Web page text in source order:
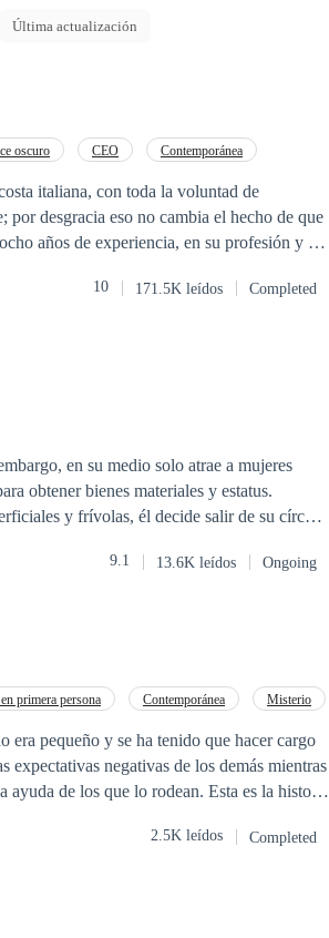
Última actualización
oscuro CEO
Contemporánea
italiana, con toda la voluntad de
desgracia eso no cambia el hecho de que
colarse en su hotel como un cliente
deseo de un hombre por una mujer.
10 171.5K leídos Completed
en su medio solo atrae a mujeres
obtener bienes materiales y estatus.
y frívolas, él decide salir de su círculo
común y corriente, y de esa manera
que su enamorado es el
9.1 13.6K leídos Ongoing
primera persona Contemporánea
Misterio
era pequeño y se ha tenido que hacer cargo
ayuda de los que lo rodean. Esta es la historia
2.5K leídos Completed